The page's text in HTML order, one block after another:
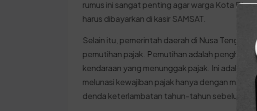
rumus ini sangat penting agar warga Kota
harus dibayarkan di kasir SAMSAT.
Selain itu, pemerintah daerah di Nusa
pemutihan pajak. Pemutihan adalah
kendaraan yang menunggak pajak. Ini adalah
melunasi kewajiban pajak hanya dengan
denda keterlambatan tahun-tahun sebelumnya.